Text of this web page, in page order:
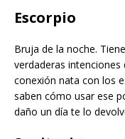
Escorpio
Bruja de la noche.
verdaderas intenciones
conexión nata con los
saben cómo usar ese
daño un día te lo